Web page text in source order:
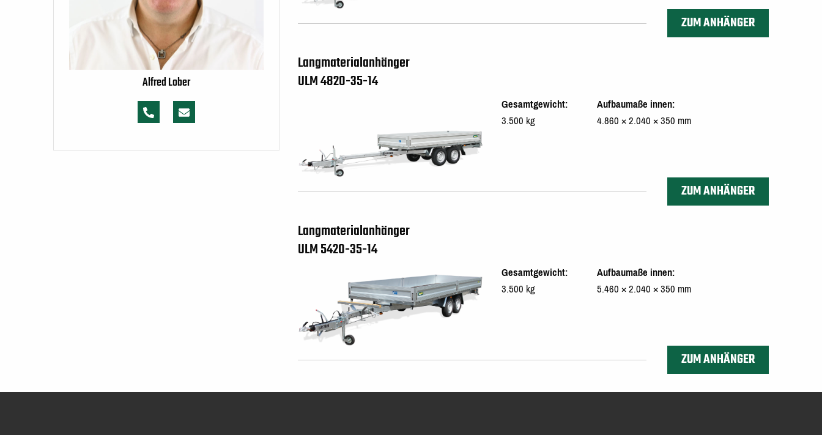
ZUM ANHÄNGER
Langmaterialanhänger
ULM 4820-35-14
Gesamtgewicht
3.500 kg
Aufbaumaße innen
4.860 × 2.040 × 350 mm
ZUM ANHÄNGER
Langmaterialanhänger
ULM 5420-35-14
Gesamtgewicht
3.500 kg
Aufbaumaße innen
5.460 × 2.040 × 350 mm
ZUM ANHÄNGER
Alfred Lober